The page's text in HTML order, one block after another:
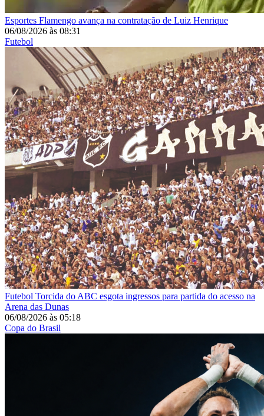
Esportes Flamengo avança na contratação de Luiz Henrique
06/08/2026 às 08:31
Futebol
Futebol Torcida do ABC esgota ingressos para partida do acesso na
Arena das Dunas
06/08/2026 às 05:18
Copa do Brasil